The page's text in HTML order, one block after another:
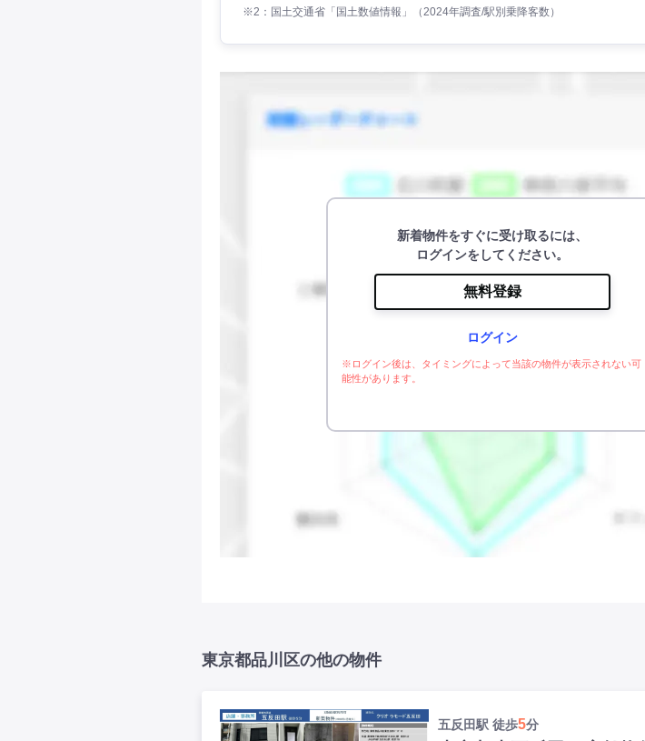
※2：国土交通省「国土数値情報」（2024年調査/駅別乗降客数）
新着物件をすぐに受け取るには、
ログインをしてください。
無料登録
ログイン
※ログイン後は、タイミングによって当該の物件が表示されない可
能性があります。
東京都品川区の他の物件
五反田駅 徒歩5分